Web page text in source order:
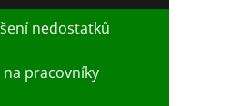
nedostatků
pracovníky